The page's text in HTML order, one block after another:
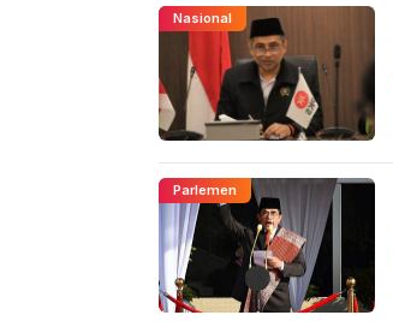
Nasional
Parlemen